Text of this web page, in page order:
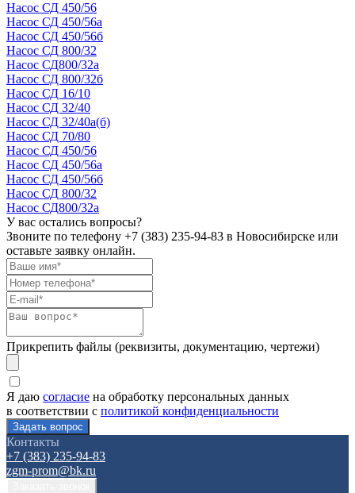
Насос СД 450/56
Насос СД 450/56а
Насос СД 450/56б
Насос СД 800/32
Насос СД800/32а
Насос СД 800/32б
Насос СД 16/10
Насос СД 32/40
Насос СД 32/40а(б)
Насос СД 70/80
Насос СД 450/56
Насос СД 450/56а
Насос СД 450/56б
Насос СД 800/32
Насос СД800/32а
У вас остались вопросы?
Звоните по телефону +7 (383) 235-94-83 в Новосибирске или
оставьте заявку онлайн.
Прикрепить файлы (реквизиты, документацию, чертежи)
Я даю согласие на обработку персональных данных
в соответствии с политикой конфиденциальности
Контакты
+7 (383) 235-94-83
zgm-prom@bk.ru